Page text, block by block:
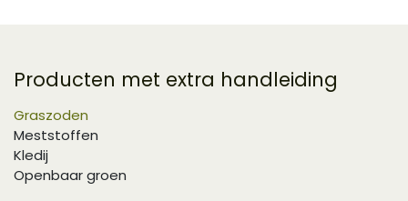
Producten met extra handleiding
Graszoden
Meststoffen
Kledij
Openbaar groen